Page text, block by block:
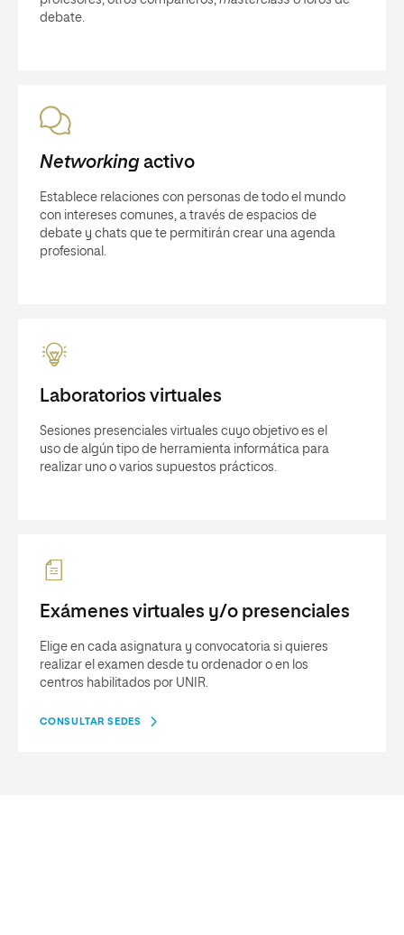
debate.
Networkingactivo
Establece relaciones con personas de todo el mundo
con intereses comunes, a través de espacios de
debate y chats que te permitirán crear una agenda
profesional.
Laboratorios virtuales
Sesiones presenciales virtuales cuyo objetivo es el
uso de algún tipo de herramienta informática para
realizar uno o varios supuestos prácticos.
Exámenes virtuales y/o presenciales
Elige en cada asignatura y convocatoria si quieres
realizar el examen desde tu ordenador o en los
centros habilitados por UNIR.
CONSULTAR SEDES